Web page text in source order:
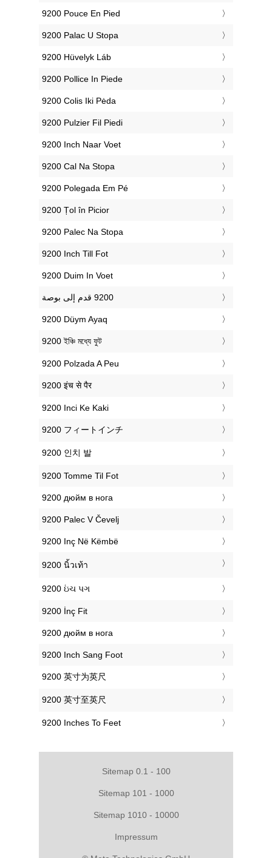
‎9200 Pouce En Pied
‎9200 Palac U Stopa
‎9200 Hüvelyk Láb
‎9200 Pollice In Piede
‎9200 Colis Iki Pėda
‎9200 Pulzier Fil Piedi
‎9200 Inch Naar Voet
‎9200 Cal Na Stopa
‎9200 Polegada Em Pé
‎9200 Țol în Picior
‎9200 Palec Na Stopa
‎9200 Inch Till Fot
‎9200 Duim In Voet
‎9200 Düym Ayaq
‎9200 ইঞ্চি মধ্যে ফুট
‎9200 Polzada A Peu
‎9200 इंच से पैर
‎9200 Inci Ke Kaki
‎9200 フィートインチ
‎9200 인치 발
‎9200 Tomme Til Fot
‎9200 дюйм в нога
‎9200 Palec V Čevelj
‎9200 Inç Në Këmbë
‎9200 นิ้วเท้า
‎9200 ઇંચ પગ
‎9200 İnç Fit
‎9200 дюйм в нога
‎9200 Inch Sang Foot
‎9200 英寸为英尺
‎9200 英寸至英尺
‎9200 Inches To Feet
Sitemap 0.1 - 100
Sitemap 101 - 1000
Sitemap 1010 - 10000
Impressum